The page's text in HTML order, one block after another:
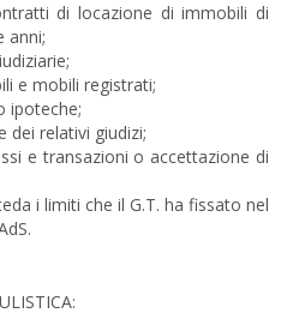
di locazione di immobili di
anni;
e mobili registrati;
ipoteche;
dei relativi giudizi;
e transazioni o accettazione di
i limiti che il G.T. ha fissato nel